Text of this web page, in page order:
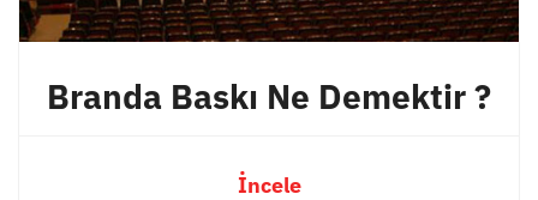
Branda Baskı Ne Demektir ?
İncele